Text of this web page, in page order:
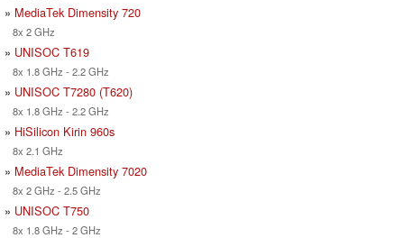
» MediaTek Dimensity 720
8x 2 GHz
» UNISOC T619
8x 1.8 GHz - 2.2 GHz
» UNISOC T7280 (T620)
8x 1.8 GHz - 2.2 GHz
» HiSilicon Kirin 960s
8x 2.1 GHz
» MediaTek Dimensity 7020
8x 2 GHz - 2.5 GHz
» UNISOC T750
8x 1.8 GHz - 2 GHz